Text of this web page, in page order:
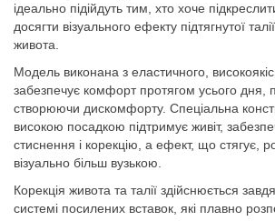
ідеально підійдуть тим, хто хоче
досягти візуального ефекту підтягнутої
живота.
Модель виконана з еластичного,
забезпечує комфорт протягом усього дня,
створюючи дискомфорту. Спеціальна
високою посадкою підтримує живіт,
стиснення і корекцію, а ефект, що стягує,
візуально більш вузькою.
Корекція живота та талії здійснюється
системі посилених вставок, які плавно